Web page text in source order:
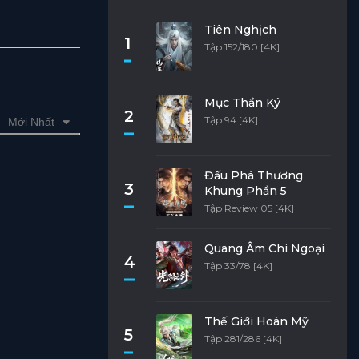
Mới Nhất
1
Tiên Nghịch
Tập 152/180 [4K]
2
Mục Thần Ký
Tập 94 [4K]
3
Đấu Phá Thương
Khung Phần 5
Tập Review 05 [4K]
4
Quang Âm Chi Ngoại
Tập 33/78 [4K]
5
Thế Giới Hoàn Mỹ
Tập 281/286 [4K]